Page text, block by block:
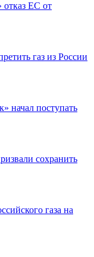
отказ ЕС от
газ из России
начал поступать
сохранить
газа на